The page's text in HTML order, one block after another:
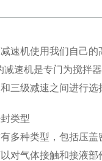
速机使用我们自己的
减速机是专门为搅拌
三级减速之间进行选
类型
多种类型，包括压盖
对气体接触和接液